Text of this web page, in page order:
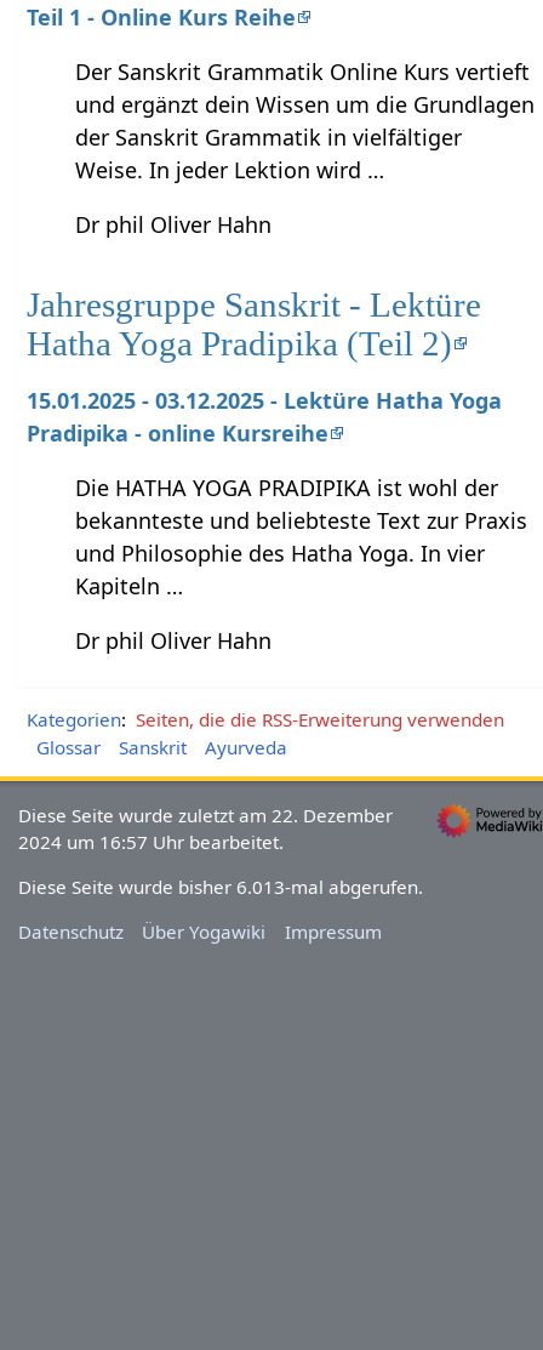
Teil 1 - Online Kurs Reihe
Der Sanskrit Grammatik Online Kurs vertieft
und ergänzt dein Wissen um die Grundlagen
der Sanskrit Grammatik in vielfältiger
Weise. In jeder Lektion wird …
Dr phil Oliver Hahn
Jahresgruppe Sanskrit - Lektüre
Hatha Yoga Pradipika (Teil 2)
15.01.2025 - 03.12.2025 - Lektüre Hatha Yoga
Pradipika - online Kursreihe
Die HATHA YOGA PRADIPIKA ist wohl der
bekannteste und beliebteste Text zur Praxis
und Philosophie des Hatha Yoga. In vier
Kapiteln …
Dr phil Oliver Hahn
Kategorien: Seiten, die die RSS-Erweiterung verwenden
Glossar
Sanskrit Ayurveda
Diese Seite wurde zuletzt am 22. Dezember
2024 um 16:57 Uhr bearbeitet.
Diese Seite wurde bisher 6.013-mal abgerufen.
Datenschutz
Über Yogawiki Impressum